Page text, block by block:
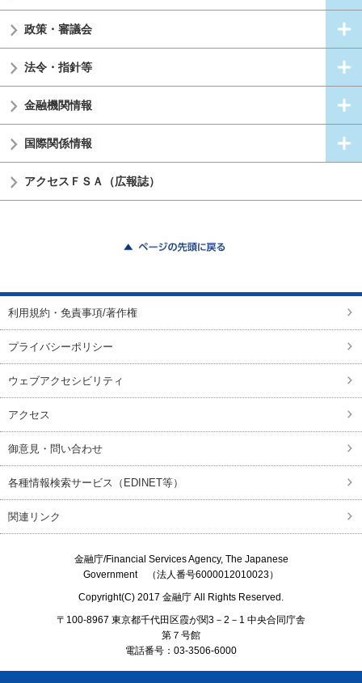
政策・審議会
法令・指針等
金融機関情報
国際関係情報
アクセスＦＳＡ（広報誌）
利用規約・免責事項/著作権
プライバシーポリシー
ウェブアクセシビリティ
アクセス
御意見・問い合わせ
各種情報検索サービス（EDINET等）
関連リンク
金融庁/Financial Services Agency, The Japanese
Government（法人番号6000012010023）
Copyright(C) 2017 金融庁 All Rights Reserved.
〒100-8967 東京都千代田区霞が関3－2－1 中央合同庁舎
第７号館
電話番号：03-3506-6000